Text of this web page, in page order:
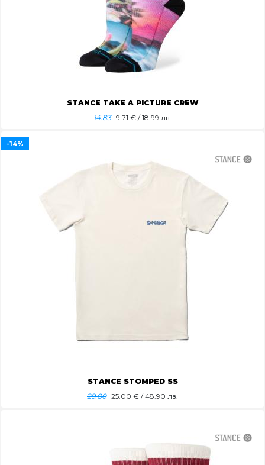
STANCE TAKE A PICTURE CREW
14.83 9.71 € / 18.99 лв.
STANCE STOMPED SS
29.00 25.00 € / 48.90 лв.
-14%